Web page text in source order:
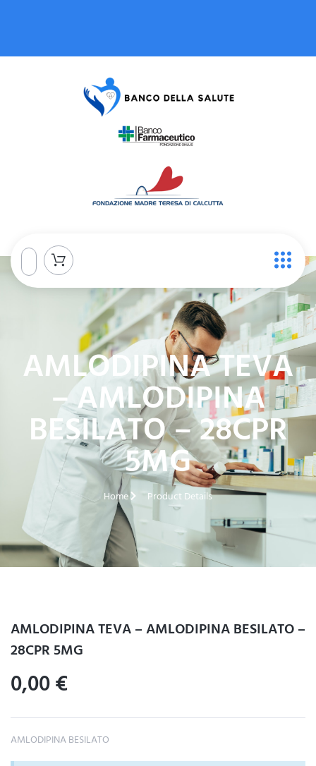
AMLODIPINA TEVA
– AMLODIPINA
BESILATO – 28CPR
5MG
Home Product Details
AMLODIPINA TEVA – AMLODIPINA BESILATO –
28CPR 5MG
0,00€
AMLODIPINA BESILATO